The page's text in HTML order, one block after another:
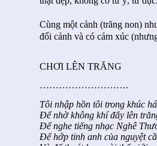
Cùng một cảnh (trăng non)
đối cảnh và có cảm xúc
CHƠI LÊN TRĂNG
……………………….
Tôi nhập hồn tôi trong khúc
Để nhờ không khí đẩy lên
Để nghe tiếng nhạc Nghê
Để hớp tinh anh của nguyệt